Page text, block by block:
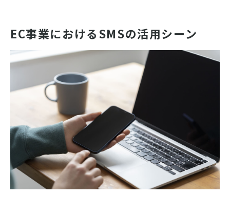
EC事業におけるSMSの活用シーン